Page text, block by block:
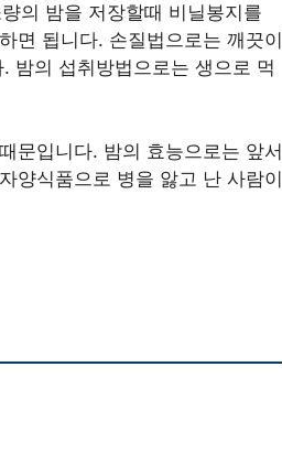
의 밤을 저장할때 비닐봉지를
면 됩니다. 손질법으로는 깨끗이
밤의 섭취방법으로는 생으로 먹
문입니다. 밤의 효능으로는 앞서
양식품으로 병을 앓고 난 사람이